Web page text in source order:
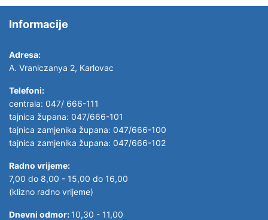
Informacije
Adresa:
A. Vraniczanya 2, Karlovac
Telefoni:
centrala: 047/ 666-111
tajnica župana: 047/666-101
tajnica zamjenika župana: 047/666-100
tajnica zamjenika župana: 047/666-102
Radno vrijeme:
7,00 do 8,00 - 15,00 do 16,00
(klizno radno vrijeme)
Dnevni odmor: 10,30 - 11,00